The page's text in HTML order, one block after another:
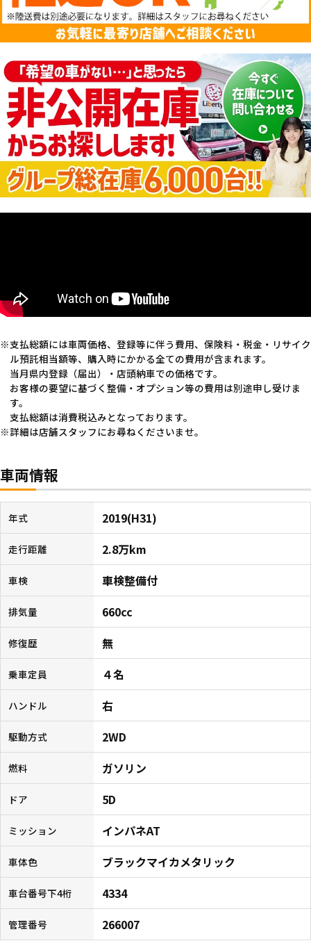
支払総額には車両価格、登録等に伴う費用、保険料・税金・リサイク
ル預託相当額等、購入時にかかる全ての費用が含まれます。
当月県内登録（届出）・店頭納車での価格です。
お客様の要望に基づく整備・オプション等の費用は別途申し受けま
す。
支払総額は消費税込みとなっております。
詳細は店舗スタッフにお尋ねくださいませ。
車両情報
年式 2019(H31)
走行距離 2.8万km
車検 車検整備付
排気量 660cc
修復歴 無
乗車定員 ４名
ハンドル 右
駆動方式 2WD
燃料 ガソリン
ドア 5D
ミッション インパネAT
車体色 ブラックマイカメタリック
車台番号下4桁 4334
管理番号 266007